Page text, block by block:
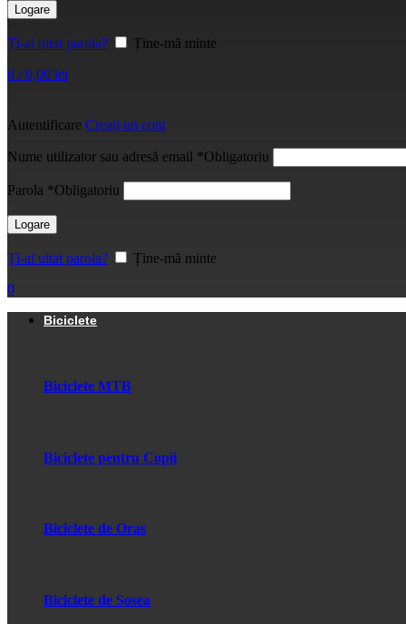
Logare
Ți-ai uitat parola?
Ține-mă minte
0 / 0,00 lei
Autentificare Creați un cont
Nume utilizator sau adresă email *Obligatoriu
Parola *Obligatoriu
Logare
Ți-ai uitat parola?
Ține-mă minte
0
Biciclete
Biciclete MTB
Biciclete pentru Copii
Biciclete de Oras
Biciclete de Sosea